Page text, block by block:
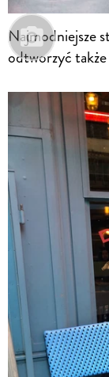
Najmodniejsze
odtworzyć